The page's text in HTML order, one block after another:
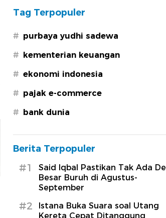
Tag Terpopuler
# purbaya yudhi sadewa
# kementerian keuangan
# ekonomi indonesia
# pajak e-commerce
# bank dunia
Berita Terpopuler
#1
Said Iqbal Pastikan Tak Ada
Besar Buruh di Agustus-
September
#2
Istana Buka Suara soal Utang
Kereta Cepat Ditanggung